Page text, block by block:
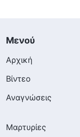
Μενού
Αρχική
Βίντεο
Αναγνώσεις
Μαρτυρίες